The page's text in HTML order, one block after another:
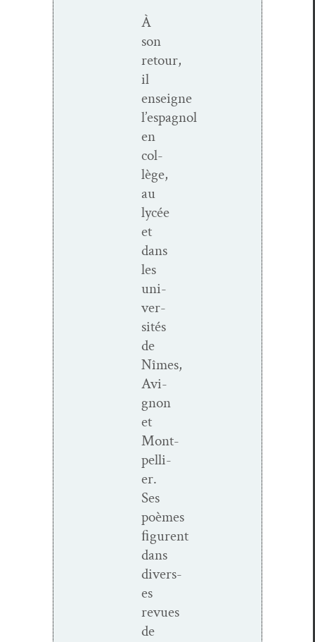
À
son
retour,
il
enseigne
l’espagnol
en
col­
lège,
au
lycée
et
dans
les
uni­
ver­
sités
de
Nîmes,
Avi­
gnon
et
Mont­
pel­li­
er.
Ses
poèmes
ﬁgurent
dans
divers­
es
revues
de